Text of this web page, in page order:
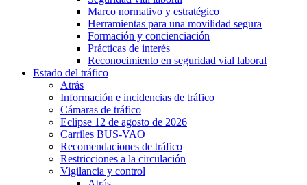
Marco normativo y estratégico
Herramientas para una movilidad segura
Formación y concienciación
Prácticas de interés
Reconocimiento en seguridad vial laboral
Estado del tráfico
Atrás
Información e incidencias de tráfico
Cámaras de tráfico
Eclipse 12 de agosto de 2026
Carriles BUS-VAO
Recomendaciones de tráfico
Restricciones a la circulación
Vigilancia y control